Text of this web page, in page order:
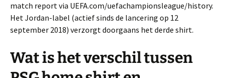
match report via UEFA.com/uefachampionsleague/history.
Het Jordan-label (actief sinds de lancering op 12
september 2018) verzorgt doorgaans het derde shirt.
Wat is het verschil tussen